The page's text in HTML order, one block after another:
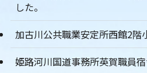
した。
加古川公共職業安定所西館2階
姫路河川国道事務所英賀職員